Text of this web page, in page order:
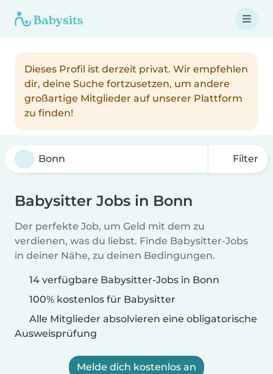
Dieses Profil ist derzeit privat. Wir empfehlen
dir, deine Suche fortzusetzen, um andere
großartige Mitglieder auf unserer Plattform
zu finden!
Filter
Babysitter Jobs in Bonn
Der perfekte Job, um Geld mit dem zu
verdienen, was du liebst. Finde Babysitter-Jobs
in deiner Nähe, zu deinen Bedingungen.
14 verfügbare Babysitter-Jobs in Bonn
100% kostenlos für Babysitter
Alle Mitglieder absolvieren eine obligatorische
Ausweisprüfung
Melde dich kostenlos an